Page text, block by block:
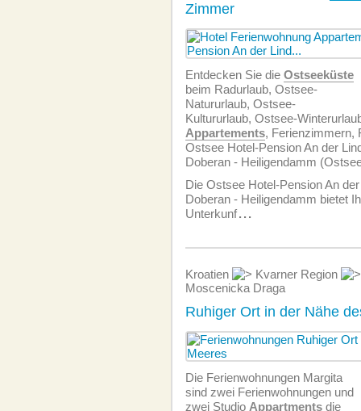
Zimmer
Entdecken Sie die Ostseeküste
beim Radurlaub, Ostsee-
Natururlaub, Ostsee-
Kultururlaub, Ostsee-
Appartements, Ferienzimmern,
Ostsee Hotel-Pension An der
Doberan - Heiligendamm
Die Ostsee Hotel-Pension An
Doberan - Heiligendamm bietet
Unterkunf...
Kroatien
Kvarner Region
Moscenicka Draga
Ruhiger Ort in der Nähe
Die Ferien­wohnungen Margita
sind zwei Ferien­wohnungen und
zwei Studio Appartments die